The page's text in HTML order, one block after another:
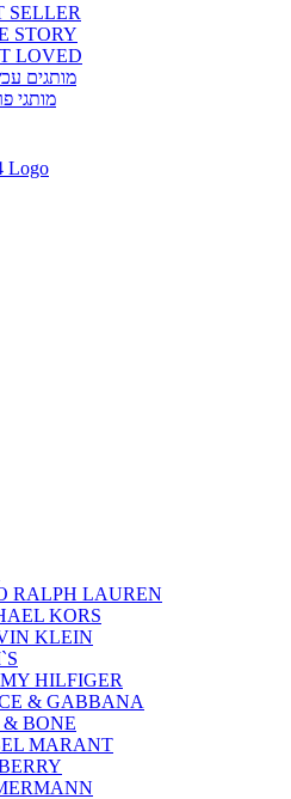
SELLER
STORY
LOVED
מותגים
מותגי
RALPH LAUREN
KORS
KLEIN
HILFIGER
& GABBANA
BONE
MARANT